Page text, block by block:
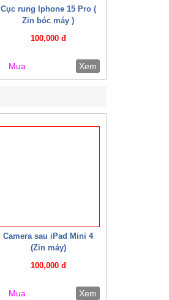
Cục rung Iphone 15 Pro (
Zin bóc máy )
100,000 đ
Mua Xem
Camera sau iPad Mini 4
(Zin máy)
100,000 đ
Mua Xem